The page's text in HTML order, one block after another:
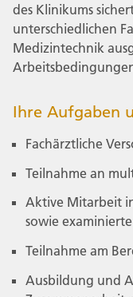
des Klinikums
unterschiedlichen
Medizintechnik
Ihre Aufgaben
Fachärztliche
Teilnahme an
Aktive Mitarbeit
sowie
Teilnahme am
Ausbildung und